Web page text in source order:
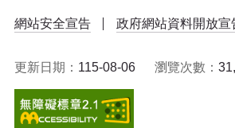
網站安全宣告 政府網站資料開放宣
更新日期： 115-08-06 瀏覽次數：